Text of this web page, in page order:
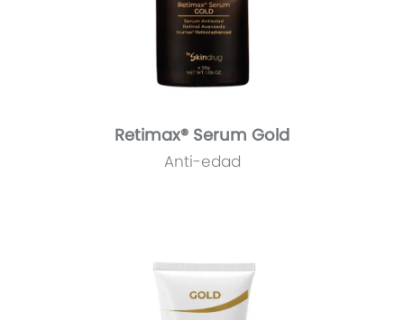
Retimax® Serum Gold
Anti-edad